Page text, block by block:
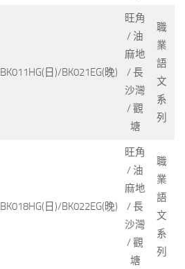
BK011HG(日)/BK021EG(晚)
旺角
/ 油
麻地
/ 長
沙灣
/ 觀
塘
職
業
語
文
系
列
BK018HG(日)/BK022EG(晚)
旺角
/ 油
麻地
/ 長
沙灣
/ 觀
塘
職
業
語
文
系
列